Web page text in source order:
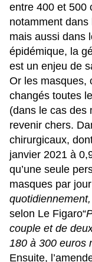
entre 400 et 500
notamment dans
mais aussi dans
épidémique, la
est un enjeu de
Or les masques,
changés toutes
(dans le cas des
revenir chers.
chirurgicaux,
janvier 2021 à
qu’une seule
masques par
selon Le Figaro“
couple et de
180 à 300 euros
Ensuite,